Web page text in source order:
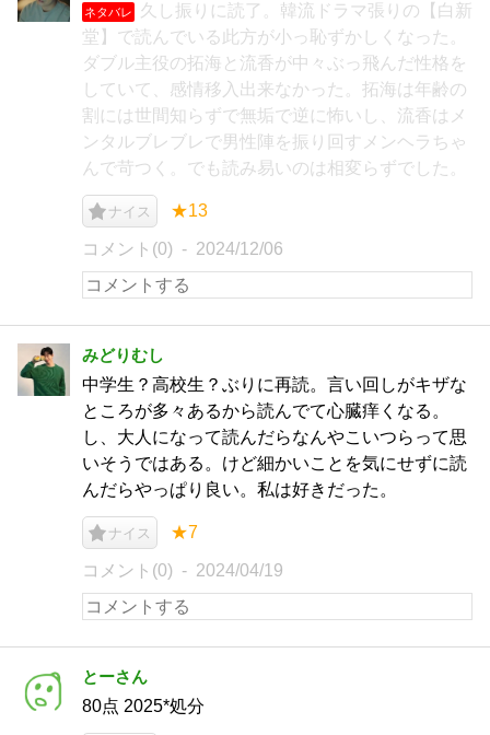
ネタバレ
久し振りに読了。韓流ドラマ張りの【白新
堂】で読んでいる此方が小っ恥ずかしくなった。
ダブル主役の拓海と流香が中々ぶっ飛んだ性格を
していて、感情移入出来なかった。拓海は年齢の
割には世間知らずで無垢で逆に怖いし、流香はメ
ンタルブレブレで男性陣を振り回すメンヘラちゃ
んで苛つく。でも読み易いのは相変らずでした。
ナイス ★13
コメント(0) 2024/12/06
みどりむし
中学生？高校生？ぶりに再読。言い回しがキザな
ところが多々あるから読んでて心臓痒くなる。
し、大人になって読んだらなんやこいつらって思
いそうではある。けど細かいことを気にせずに読
んだらやっぱり良い。私は好きだった。
ナイス ★7
コメント(0) 2024/04/19
とーさん
80点 2025*処分